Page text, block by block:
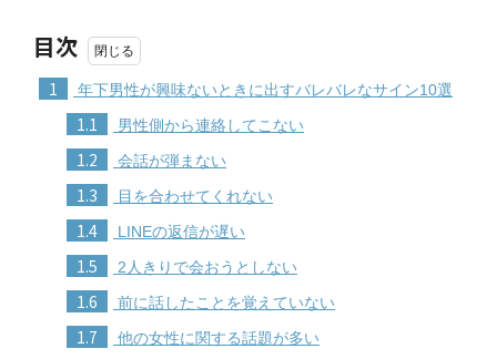
目次
1 年下男性が興味ないときに出すバレバレなサイン10選
1.1 男性側から連絡してこない
1.2 会話が弾まない
1.3 目を合わせてくれない
1.4 LINEの返信が遅い
1.5 2人きりで会おうとしない
1.6 前に話したことを覚えていない
1.7 他の女性に関する話題が多い